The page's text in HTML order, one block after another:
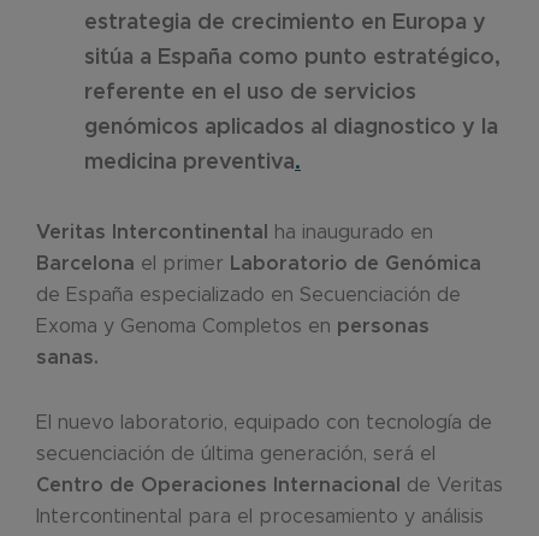
estrategia de crecimiento en Europa y
sitúa a España como punto estratégico,
referente en el uso de servicios
genómicos aplicados al diagnostico y la
medicina preventiva.
Veritas Intercontinental
ha inaugurado en
Barcelona el primer Laboratorio de Genómica
de España especializado en Secuenciación de
Exoma y Genoma Completos en personas
sanas.
El nuevo laboratorio, equipado con tecnología de
secuenciación de última generación, será el
Centro de Operaciones Internacional
de Veritas
Intercontinental para el procesamiento y análisis